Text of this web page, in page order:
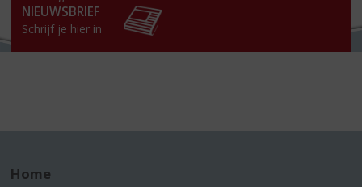
NIEUWSBRIEF
Schrijf je hier in
Home